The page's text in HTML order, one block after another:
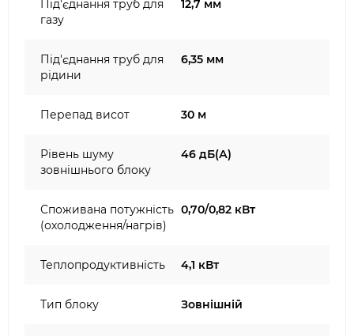
Під'єднання труб для
газу
12,7 мм
Під'єднання труб для
рідини
6,35 мм
Перепад висот 30 м
Рівень шуму
зовнішнього блоку
46 дБ(А)
Споживана потужність
(охолодження/нагрів)
0,70/0,82 кВт
Теплопродуктивність 4,1 кВт
Тип блоку Зовнішній